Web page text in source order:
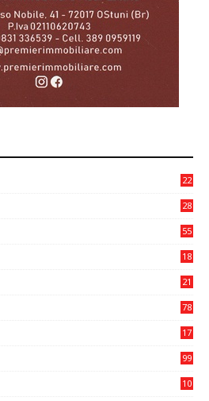
22
28
55
18
21
78
17
99
10